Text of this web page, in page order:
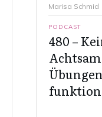
Marisa Schmid
PODCAST
480 –